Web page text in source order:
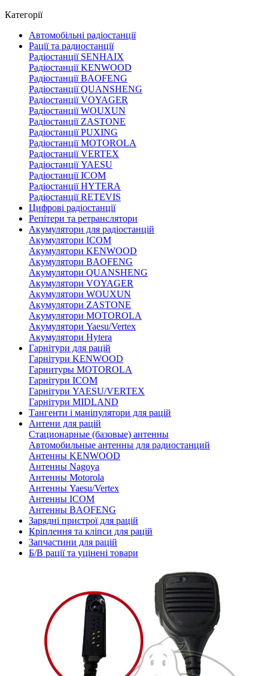
Категорії
Автомобільні радіостанції
Рації та радиостанції
Радіостанції SENHAIX
Радіостанції KENWOOD
Радіостанції BAOFENG
Радіостанції QUANSHENG
Радіостанції VOYAGER
Радіостанції WOUXUN
Радіостанції ZASTONE
Радіостанції PUXING
Радіостанції MOTOROLA
Радіостанції VERTEX
Радіостанції YAESU
Радіостанції ICOM
Радіостанції HYTERA
Радіостанції RETEVIS
Цифрові радіостанції
Репітери та ретранслятори
Акумулятори для радіостанцій
Акумулятори ICOM
Акумулятори KENWOOD
Акумулятори BAOFENG
Акумулятори QUANSHENG
Акумулятори VOYAGER
Акумулятори WOUXUN
Акумулятори ZASTONE
Акумулятори MOTOROLA
Акумулятори Yaesu/Vertex
Акумулятори Hytera
Гарнітури для рацій
Гарнітури KENWOOD
Гарнитуры MOTOROLA
Гарнітури ICOM
Гарнітури YAESU/VERTEX
Гарнітури MIDLAND
Тангенти і маніпулятори для рацій
Антени для рацій
Стационарные (базовые) антенны
Автомобильные антенны для радиостанций
Антенны KENWOOD
Антенны Nagoya
Антенны Motorola
Антенны Yaesu/Vertex
Антенны ICOM
Антенны BAOFENG
Зарядні пристрої для рацій
Кріплення та кліпси для рацій
Запчастини для рацій
Б/В рації та уцінені товари